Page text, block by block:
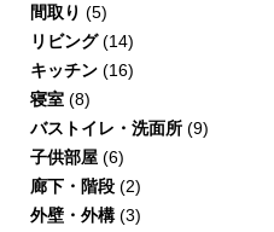
間取り (5)
リビング(14)
キッチン (16)
寝室 (8)
バストイレ・洗面所 (9)
子供部屋 (6)
廊下・階段 (2)
外壁・外構(3)